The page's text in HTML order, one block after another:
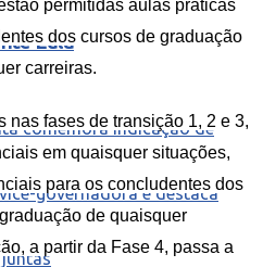
Lula
permitidas aulas práticas
dos cursos de graduação
carreiras.
nas fases de transição 1, 2 e 3,
em quaisquer situações,
para os concludentes dos
de quaisquer
a partir da Fase 4, passa a